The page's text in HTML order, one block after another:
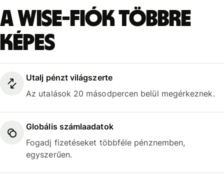
A Wise-fiók többre
képes
Utalj pénzt világszerte
Az utalások 20 másodpercen belül megérkeznek.
Globális számlaadatok
Fogadj fizetéseket többféle pénznemben,
egyszerűen.